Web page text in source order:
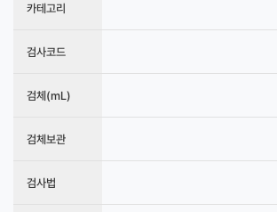
카테고리
검사코드
검체(mL)
검체보관
검사법